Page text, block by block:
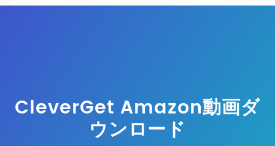
CleverGet Amazon動画ダ
ウンロード